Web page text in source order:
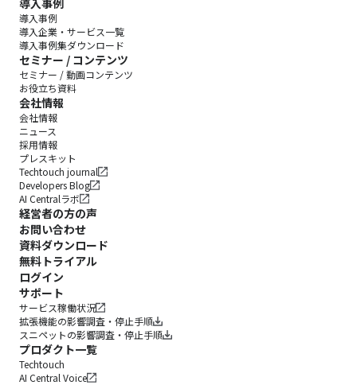
導入事例
導入企業・サービス一覧
導入事例集ダウンロード
セミナー / コンテンツ
セミナー / 動画コンテンツ
お役立ち資料
会社情報
会社情報
ニュース
採用情報
プレスキット
Techtouch journal
Developers Blog
AI Centralラボ
経営者の方の声
お問い合わせ
資料ダウンロード
無料トライアル
ログイン
サポート
サービス稼働状況
拡張機能の影響調査・停止手順
スニペットの影響調査・停止手順
プロダクト一覧
Techtouch
AI Central Voice